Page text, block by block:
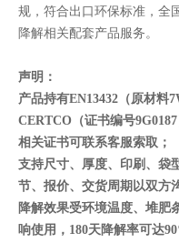
规，符合出口环保标准，全
降解相关配套产品服务。
声明：
产品持有EN13432（原材料
CERTCO（证书编号
相关证书可联系客服索取；
支持尺寸、厚度、印刷、袋
节、报价、交货周期以双方
降解效果受环境温度、堆肥
响使用，180天降解率可达